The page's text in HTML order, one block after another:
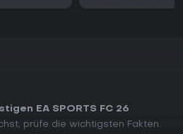
EA SPORTS FC 26
prüfe die wichtigsten Fakten.